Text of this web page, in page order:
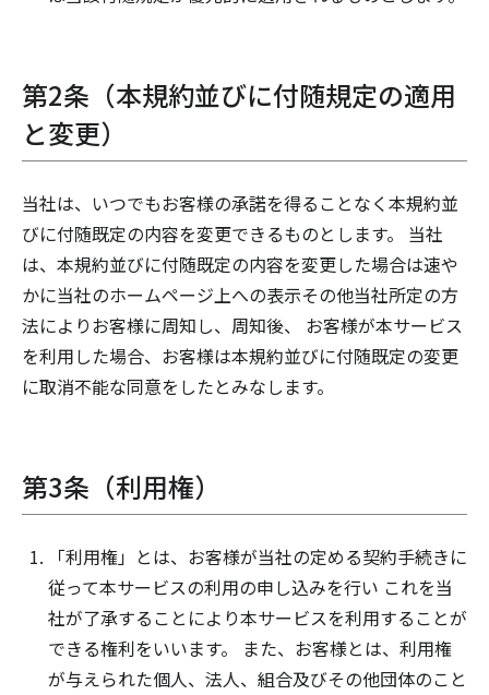
第2条（本規約並びに付随規定の適用
と変更）
当社は、いつでもお客様の承諾を得ることなく本規約並
びに付随既定の内容を変更できるものとします。 当社
は、本規約並びに付随既定の内容を変更した場合は速や
かに当社のホームページ上への表示その他当社所定の方
法によりお客様に周知し、周知後、 お客様が本サービス
を利用した場合、お客様は本規約並びに付随既定の変更
に取消不能な同意をしたとみなします。
第3条（利用権）
「利用権」とは、お客様が当社の定める契約手続きに
従って本サービスの利用の申し込みを行い これを当
社が了承することにより本サービスを利用することが
できる権利をいいます。 また、お客様とは、利用権
が与えられた個人、法人、組合及びその他団体のこと